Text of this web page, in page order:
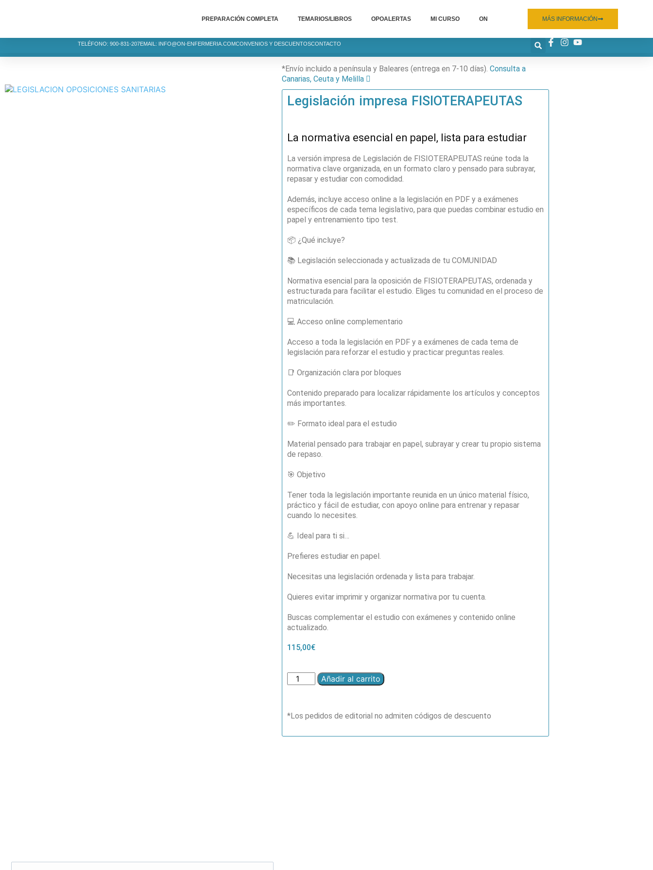
PREPARACIÓN COMPLETA TEMARIOS/LIBROS OPOALERTAS MI CURSO ON MÁS INFORMACIÓN
TELÉFONO: 900-831-207EMAIL: INFO@ON-ENFERMERIA.COMCONVENIOS Y DESCUENTOSCONTACTO
*Envío incluido a península y Baleares (entrega en 7-10 días). Consulta a
Canarias, Ceuta y Melilla
Legislación impresa FISIOTERAPEUTAS
La normativa esencial en papel, lista para estudiar
La versión impresa de Legislación de FISIOTERAPEUTAS reúne toda la
normativa clave organizada, en un formato claro y pensado para subrayar,
repasar y estudiar con comodidad.
Además, incluye acceso online a la legislación en PDF y a exámenes
específicos de cada tema legislativo, para que puedas combinar estudio en
papel y entrenamiento tipo test.
📦 ¿Qué incluye?
📚 Legislación seleccionada y actualizada de tu COMUNIDAD
Normativa esencial para la oposición de FISIOTERAPEUTAS, ordenada y
estructurada para facilitar el estudio. Eliges tu comunidad en el proceso de
matriculación.
💻 Acceso online complementario
Acceso a toda la legislación en PDF y a exámenes de cada tema de
legislación para reforzar el estudio y practicar preguntas reales.
📑 Organización clara por bloques
Contenido preparado para localizar rápidamente los artículos y conceptos
más importantes.
✏️ Formato ideal para el estudio
Material pensado para trabajar en papel, subrayar y crear tu propio sistema
de repaso.
🎯 Objetivo
Tener toda la legislación importante reunida en un único material físico,
práctico y fácil de estudiar, con apoyo online para entrenar y repasar
cuando lo necesites.
💪 Ideal para ti si…
Prefieres estudiar en papel.
Necesitas una legislación ordenada y lista para trabajar.
Quieres evitar imprimir y organizar normativa por tu cuenta.
Buscas complementar el estudio con exámenes y contenido online
actualizado.
115,00€
Añadir al carrito
*Los pedidos de editorial no admiten códigos de descuento